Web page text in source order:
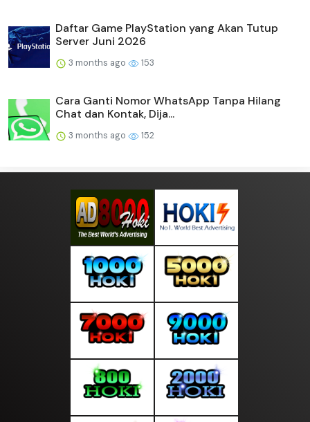
Daftar Game PlayStation yang Akan Tutup
Server Juni 2026
3 months ago 153
Cara Ganti Nomor WhatsApp Tanpa Hilang
Chat dan Kontak, Dija...
3 months ago 152